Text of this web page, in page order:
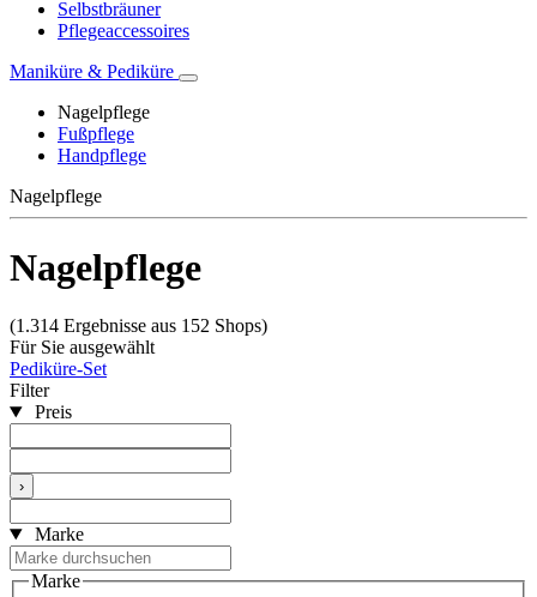
Selbstbräuner
Pflegeaccessoires
Maniküre & Pediküre
Nagelpflege
Fußpflege
Handpflege
Nagelpflege
Nagelpflege
(1.314 Ergebnisse aus 152 Shops)
Für Sie ausgewählt
Pediküre-Set
Filter
Preis
›
Marke
Marke